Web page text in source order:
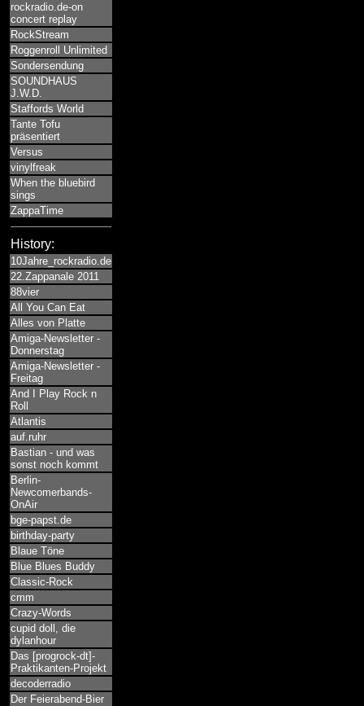
rockradio.de-on
concert replay
RockStream
Roggenroll Unlimited
Sondersendung
SOUNDHAUS
J.W.D.
Staffords World
Tante Tofu
präsentiert
Versus
vinylfreak
When the bluebird
sings
ZappaTime
History:
10Jahre_rockradio.de
22.Zappanale 2011
88vier
All You Can Eat
Alles von Platte
Amiga-Newsletter -
Donnerstag
Amiga-Newsletter -
Freitag
And I Play Rock n
Roll
Atlantis
auf.ruhr
Bastian - und was
sonst noch kommt
Berlin-
Newcomerbands-
OnAir
bge-papst.de
birthday-party
Blaue Töne
Blue Blues Buddy
Classic-Rock
cmm
Crazy-Words
cupid doll, die
dylanhour
Das [progrock-dt]-
Praktikanten-Projekt
decoderradio
Der Feierabend-Bier